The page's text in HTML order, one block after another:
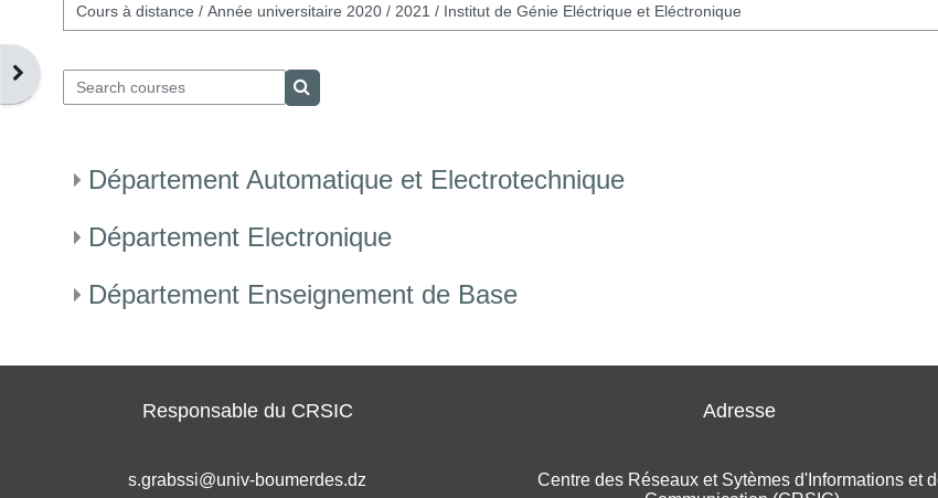
Open block drawer
categories
Search courses
Search courses
Département Automatique et Electrotechnique
Département Electronique
Département Enseignement de Base
Responsable du CRSIC
s.grabssi@univ-boumerdes.dz
Adresse
Centre des Réseaux et Sytèmes d'Informations et